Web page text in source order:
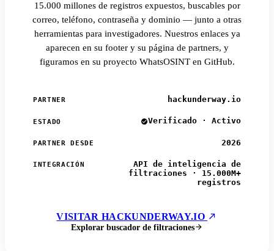
15.000 millones de registros expuestos, buscables por
correo, teléfono, contraseña y dominio — junto a otras
herramientas para investigadores. Nuestros enlaces ya
aparecen en su footer y su página de partners, y
figuramos en su proyecto WhatsOSINT en GitHub.
PARTNER hackunderway.io
ESTADO Verificado · Activo
PARTNER DESDE 2026
INTEGRACIÓN
API de inteligencia de
filtraciones · 15.000M+
registros
VISITAR HACKUNDERWAY.IO
Explorar buscador de filtraciones